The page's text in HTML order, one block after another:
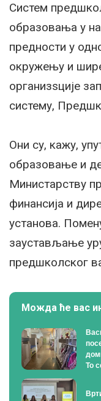
Систем
образовања у
предности у
окружењу и
организѕције
систему,
Они су, кажу,
образовање и
Министарству
финансија и
установа.
заустављање
предшколског
Можда ће вас
То